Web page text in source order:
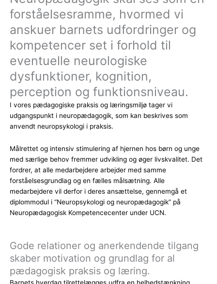
forståelsesramme, hvormed vi
anskuer barnets udfordringer og
kompetencer set i forhold til
eventuelle neurologiske
dysfunktioner, kognition,
perception og funktionsniveau.
I vores pædagogiske praksis og læringsmiljø tager vi
udgangspunkt i neuropædagogik, som kan beskrives som
anvendt neuropsykologi i praksis.
Målrettet og intensiv stimulering af hjernen hos børn og unge
med særlige behov fremmer udvikling og øger livskvalitet. Det
fordrer, at alle medarbejdere arbejder med samme
forståelsesgrundlag og en fælles målsætning. Alle
medarbejdere vil derfor i deres ansættelse, gennemgå et
diplommodul i “Neuropsykologi og neuropædagogik” på
Neuropædagogisk Kompetencecenter under UCN.
Gode relationer og anerkendende tilgang
skaber motivation og grundlag for al
pædagogisk praksis og læring.